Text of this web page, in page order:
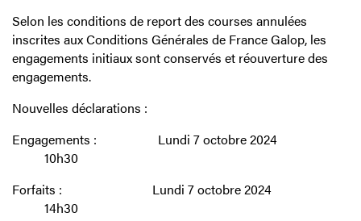
Selon les conditions de report des courses annulées
inscrites aux Conditions Générales de France Galop, les
engagements initiaux sont conservés et réouverture des
engagements.
Nouvelles déclarations :
Engagements : Lundi 7 octobre 2024
10h30
Forfaits : Lundi 7 octobre 2024
14h30